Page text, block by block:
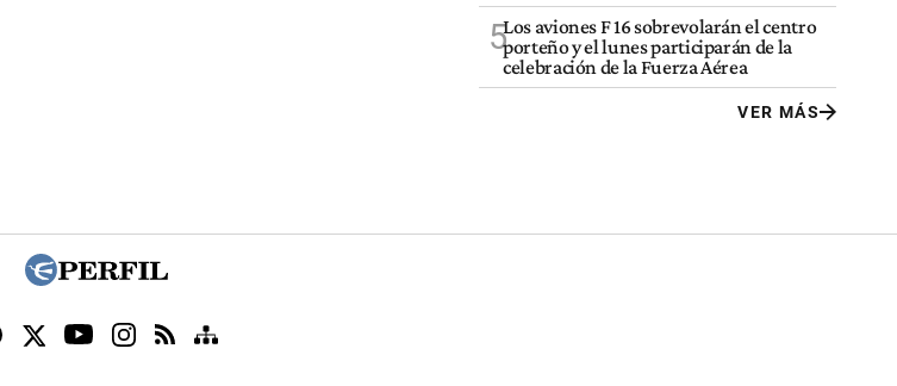
5Los aviones F 16 sobrevolarán el centro
porteño y el lunes participarán de la
celebración de la Fuerza Aérea
VER MÁS